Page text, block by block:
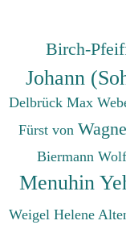
Birch-
Johann
Delbrück Max
Fürst von
Biermann Wolf
Menuhin
Weigel Helene